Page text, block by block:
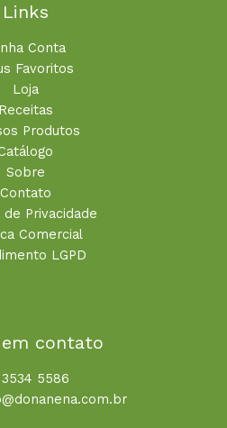
Links
Conta
Favoritos
Loja
Receitas
Produtos
Sobre
Contato
de Privacidade
Comercial
LGPD
contato
5586